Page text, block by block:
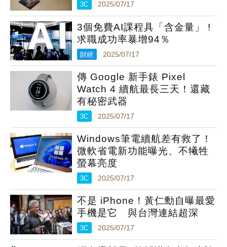
3C 2025/07/17
3個免費AI課程具「含金量」 !
求職成功率暴增94％
財經 2025/07/17
傳 Google 新手錶 Pixel
Watch 4 續航最長三天！還藏
有秘密武器
3C 2025/07/17
Windows筆電續航差有救了！
微軟省電新功能曝光、不犧牲
螢幕亮度
3C 2025/07/17
不是 iPhone！黃仁勳自曝最愛
手機是它 與台灣連結超深
3C 2025/07/17